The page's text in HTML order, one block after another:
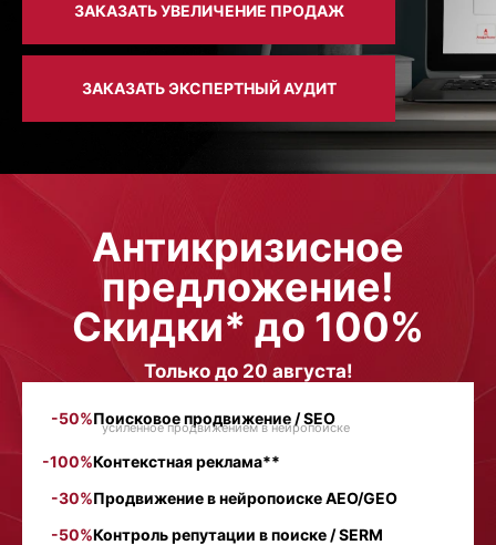
ЗАКАЗАТЬ УВЕЛИЧЕНИЕ ПРОДАЖ
ЗАКАЗАТЬ ЭКСПЕРТНЫЙ АУДИТ
Антикризисное
предложение!
Скидки* до 100%
Только до 20 августа!
-50%Поисковое продвижение / SEO
усиленное продвижением в нейропоиске
-100%Контекстная реклама**
-30%Продвижение в нейропоиске AEO/GEO
-50%Контроль репутации в поиске / SERM